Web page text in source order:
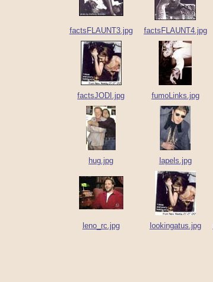
factsFLAUNT3.jpg factsFLAUNT4.jpg
factsJODI.jpg fumoLinks.jpg
hug.jpg lapels.jpg
leno_rc.jpg lookingatus.jpg